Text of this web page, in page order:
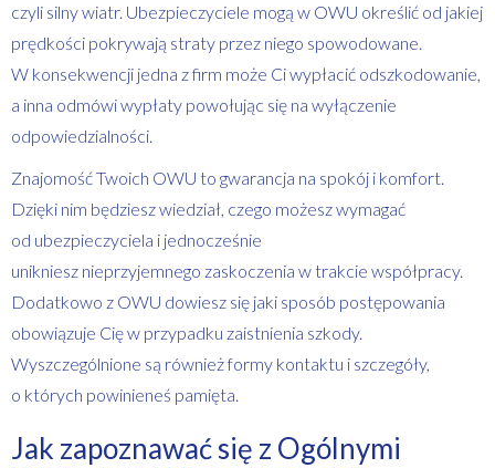
czyli silny wiatr. Ubezpieczyciele mogą w OWU określić od jakiej
prędkości pokrywają straty przez niego spowodowane.
W konsekwencji jedna z firm może Ci wypłacić odszkodowanie,
a inna odmówi wypłaty powołując się na wyłączenie
odpowiedzialności.
Znajomość Twoich OWU to gwarancja na spokój i komfort.
Dzięki nim będziesz wiedział, czego możesz wymagać
od ubezpieczyciela i jednocześnie
unikniesz nieprzyjemnego zaskoczenia w trakcie współpracy.
Dodatkowo z OWU dowiesz się jaki sposób postępowania
obowiązuje Cię w przypadku zaistnienia szkody.
Wyszczególnione są również formy kontaktu i szczegóły,
o których powinieneś pamięta.
Jak zapoznawać się z Ogólnymi